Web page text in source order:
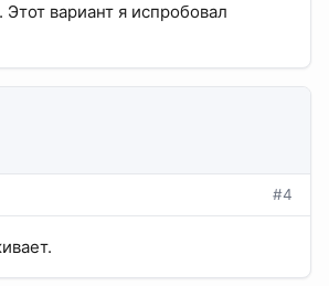
вариант я испробовал
#4